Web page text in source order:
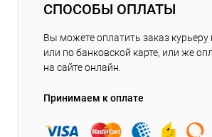
СПОСОБЫ ОПЛАТЫ
Вы можете оплатить заказ
или по банковской карте, или же
на сайте онлайн.
Принимаем к оплате